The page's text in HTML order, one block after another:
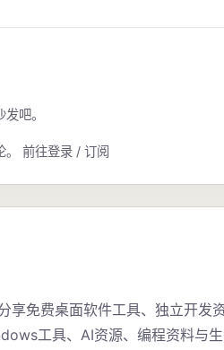
吧。
前往登录 / 订阅
享免费桌面软件工具、独立开发
工具、AI资源、编程资料与